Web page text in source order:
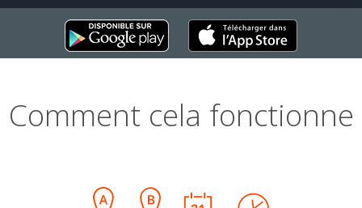
Comment cela fonctionne